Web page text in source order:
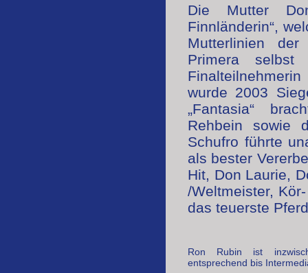
Die Mutter
Finnländerin“,
Mutterlinien
Primera selbst
wurde 2003
„Fantasia“
Rehbein sowie
Schufro führte
als bester
Hit, Don Laurie,
/Weltmeister,
das teuerste
Ron Rubin ist
entsprechend bis